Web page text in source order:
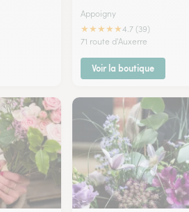
Appoigny
★★★★★4.7 (39)
71 route d'Auxerre
Voir la boutique